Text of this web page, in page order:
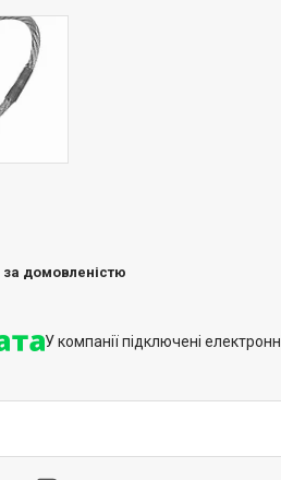
за домовленістю
У компанії підключені